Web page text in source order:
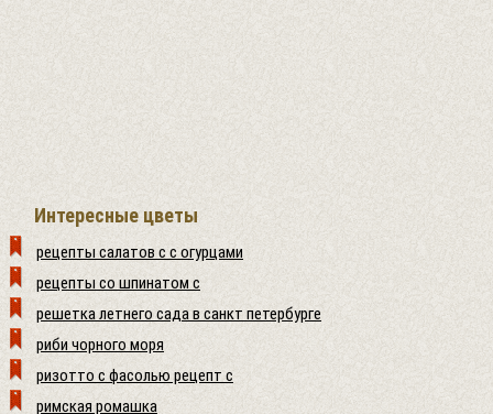
Интересные цветы
рецепты салатов с с огурцами
рецепты со шпинатом с
решетка летнего сада в санкт петербурге
риби чорного моря
ризотто с фасолью рецепт с
римская ромашка